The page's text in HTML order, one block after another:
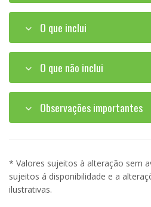
O que inclui
O que não inclui
Observações importantes
* Valores sujeitos à alteração sem
sujeitos á disponibilidade e a
ilustrativas.